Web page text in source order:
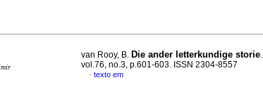
van Rooy, B. Die ander letterkundige storie.
vol.76, no.3, p.601-603. ISSN 2304-8557
· texto em